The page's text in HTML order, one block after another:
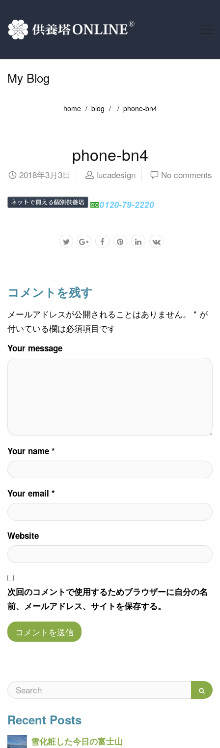
My Blog
home blog phone-bn4
phone-bn4
2018年3月3日 lucadesign No comments
コメントを残す
メールアドレスが公開されることはありません。 * が
付いている欄は必須項目です
Your message
Your name *
Your email *
Website
次回のコメントで使用するためブラウザーに自分の名
前、メールアドレス、サイトを保存する。
Recent Posts
雪化粧した今日の富士山